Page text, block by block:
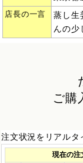
店長の一言
蒸し生
んの少
ご購
注文状況をリアルタ